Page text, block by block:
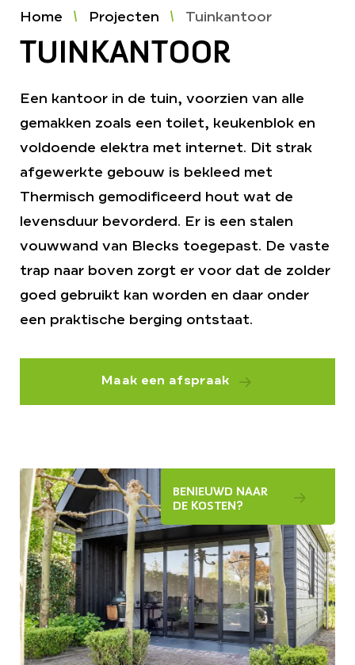
Home Projecten Tuinkantoor
TUINKANTOOR
Een kantoor in de tuin, voorzien van alle
gemakken zoals een toilet, keukenblok en
voldoende elektra met internet. Dit strak
afgewerkte gebouw is bekleed met
Thermisch gemodificeerd hout wat de
levensduur bevorderd. Er is een stalen
vouwwand van Blecks toegepast. De vaste
trap naar boven zorgt er voor dat de zolder
goed gebruikt kan worden en daar onder
een praktische berging ontstaat.
Maak een afspraak
BENIEUWD NAAR
DE KOSTEN?